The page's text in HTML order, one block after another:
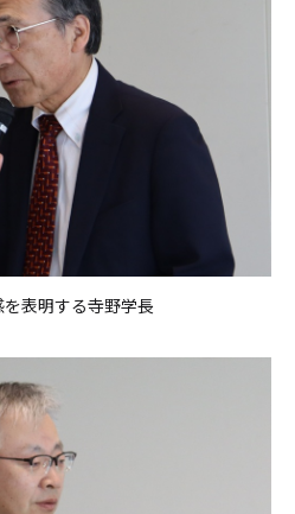
表明する寺野学長